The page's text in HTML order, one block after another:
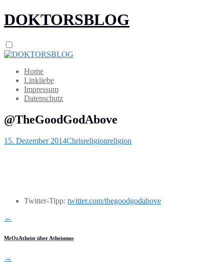
DOKTORSBLOG
Home
Linkliebe
Impressum
Datenschutz
@TheGoodGodAbove
15. Dezember 2014Chrisreligionreligion
Twitter-Tipp: twitter.com/thegoodgodabove
←
MrOzAtheist über Atheismus
→